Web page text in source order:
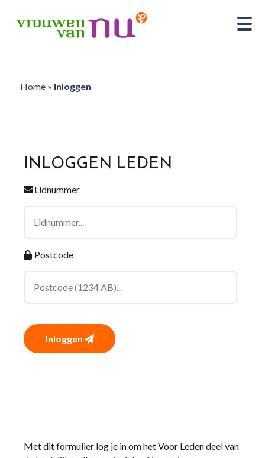
Home» Inloggen
INLOGGEN LEDEN
Lidnummer
Postcode
Inloggen
Met dit formulier log je in om het Voor Leden deel van